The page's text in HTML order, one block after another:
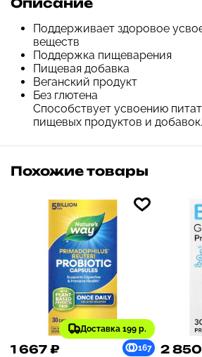
Поддерживает здоровое
веществ
Поддержка пищеварения
Пищевая добавка
Веганский продукт
Без глютена
Способствует усвоению
пищевых продуктов и добавок.
Похожие товары
Доставка 199 р.
1 667 ₽ 167 2